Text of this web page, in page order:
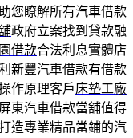
您瞭解所有汽車借款
政府立案找到貸款融
借款合法利息實體店
新豐汽車借款有借款
作原理客戶床墊工廠
東汽車借款當舖值得
造專業精品當鋪的汽